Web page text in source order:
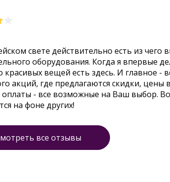
свете действительно есть из
оборудования. Когда я впервые
красивых вещей есть здесь. И главное -
акций, где предлагаются скидки,
- все возможные на Ваш выбор.
на фоне других!
все отзывы